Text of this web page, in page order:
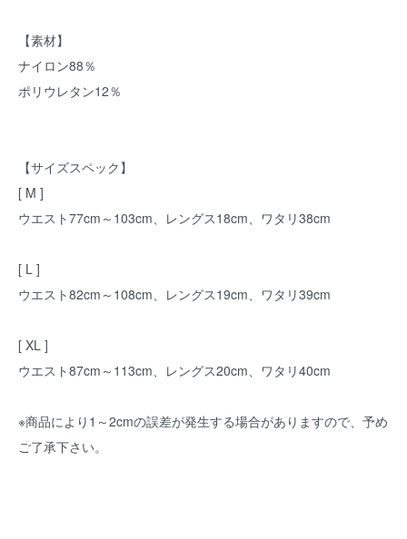
【素材】
ナイロン88％
ポリウレタン12％
【サイズスペック】
[ M ]
ウエスト77cm～103cm、レングス18cm、ワタリ38cm
[ L ]
ウエスト82cm～108cm、レングス19cm、ワタリ39cm
[ XL ]
ウエスト87cm～113cm、レングス20cm、ワタリ40cm
※商品により1～2cmの誤差が発生する場合がありますので、予め
ご了承下さい。